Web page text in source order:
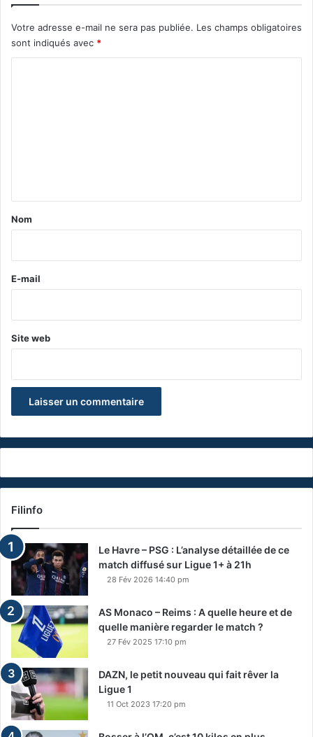
Votre adresse e-mail ne sera pas publiée. Les champs obligatoires
sont indiqués avec *
a
e
Nom
E-mail
Site web
Filinfo
Le Havre – PSG : L’analyse détaillée de ce
match diffusé sur Ligue 1+ à 21h
28 Fév 2026 14:40 pm
AS Monaco – Reims : A quelle heure et de
quelle manière regarder le match ?
27 Fév 2025 17:10 pm
DAZN, le petit nouveau qui fait rêver la
Ligue 1
11 Oct 2023 17:20 pm